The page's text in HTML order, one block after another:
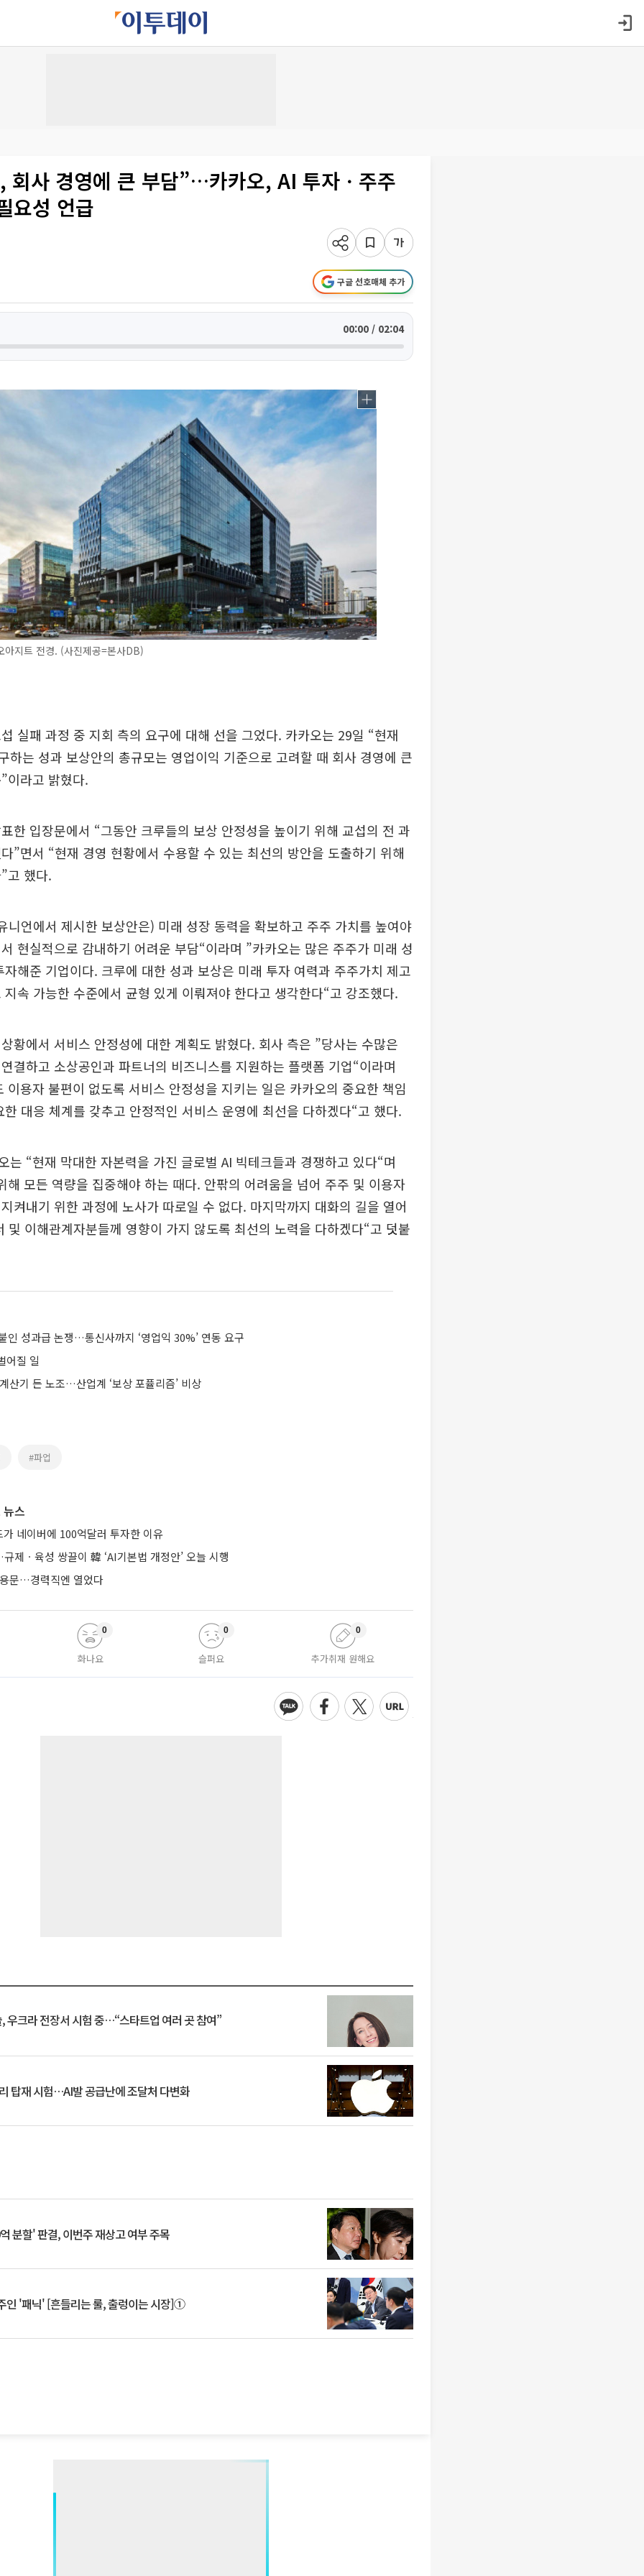
회사 경영에 큰 부담”…카카오, AI 투자ㆍ주주
요성 언급
구글 선호매체 추가
00:00 / 02:04
지트 전경. (사진제공=본사DB)
실패 과정 중 지회 측의 요구에 대해 선을 그었다. 카카오는 29일 “현재
하는 성과 보상안의 총규모는 영업이익 기준으로 고려할 때 회사 경영에 큰
이라고 밝혔다.
한 입장문에서 “그동안 크루들의 보상 안정성을 높이기 위해 교섭의 전 과
”면서 “현재 경영 현황에서 수용할 수 있는 최선의 방안을 도출하기 위해
고 했다.
니언에서 제시한 보상안은) 미래 성장 동력을 확보하고 주주 가치를 높여야
현실적으로 감내하기 어려운 부담“이라며 ”카카오는 많은 주주가 미래 성
해준 기업이다. 크루에 대한 성과 보상은 미래 투자 여력과 주주가치 제고
속 가능한 수준에서 균형 있게 이뤄져야 한다고 생각한다“고 강조했다.
황에서 서비스 안정성에 대한 계획도 밝혔다. 회사 측은 ”당사는 수많은
결하고 소상공인과 파트너의 비즈니스를 지원하는 플랫폼 기업“이라며
이용자 불편이 없도록 서비스 안정성을 지키는 일은 카카오의 중요한 책임
대응 체계를 갖추고 안정적인 서비스 운영에 최선을 다하겠다“고 했다.
는 “현재 막대한 자본력을 가진 글로벌 AI 빅테크들과 경쟁하고 있다“며
해 모든 역량을 집중해야 하는 때다. 안팎의 어려움을 넘어 주주 및 이용자
켜내기 위한 과정에 노사가 따로일 수 없다. 마지막까지 대화의 길을 열어
및 이해관계자분들께 영향이 가지 않도록 최선의 노력을 다하겠다“고 덧붙
인 성과급 논쟁…통신사까지 ‘영업익 30%’ 연동 요구
어질 일
산기 든 노조…산업계 ‘보상 포퓰리즘’ 비상
#파업
스
가 네이버에 100억달러 투자한 이유
제ㆍ육성 쌍끌이 韓 ‘AI기본법 개정안’ 오늘 시행
문…경력직엔 열었다
화나요
0
슬퍼요
0
추가취재 원해요
0
우크라 전장서 시험 중…“스타트업 여러 곳 참여”
탑재 시험…AI발 공급난에 조달처 다변화
분할' 판결, 이번주 재상고 여부 주목
인 '패닉' [흔들리는 룰, 출렁이는 시장]①